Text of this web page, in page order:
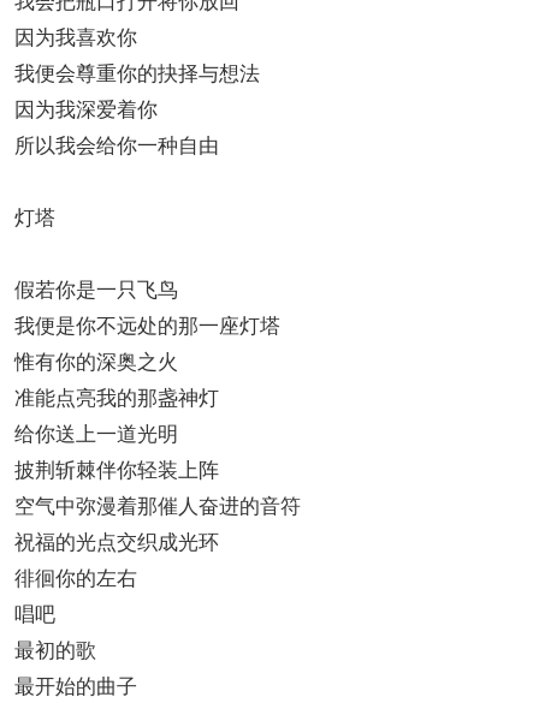
因为我喜欢你
我便会尊重你的抉择与想法
因为我深爱着你
所以我会给你一种自由
灯塔
假若你是一只飞鸟
我便是你不远处的那一座灯塔
惟有你的深奥之火
准能点亮我的那盏神灯
给你送上一道光明
披荆斩棘伴你轻装上阵
空气中弥漫着那催人奋进的音符
祝福的光点交织成光环
徘徊你的左右
唱吧
最初的歌
最开始的曲子